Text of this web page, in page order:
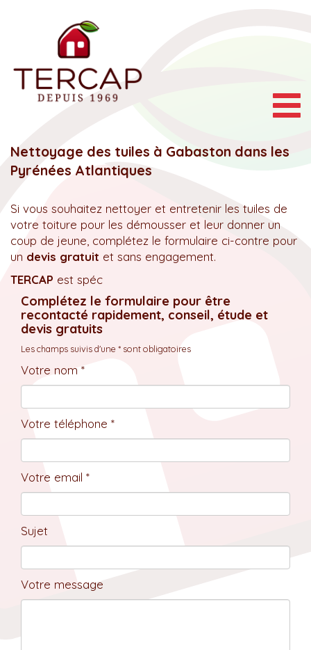
Nettoyage des tuiles à Gabaston dans les
Pyrénées Atlantiques
Si vous souhaitez nettoyer et entretenir les tuiles de
votre toiture pour les démousser et leur donner un
coup de jeune, complétez le formulaire ci-contre pour
un devis gratuit et sans engagement.
TERCAP est spéc
Complétez le formulaire pour être
recontacté rapidement, conseil, étude et
devis gratuits
Les champs suivis d'une * sont obligatoires
Votre nom *
Votre téléphone *
Votre email *
Sujet
Votre message